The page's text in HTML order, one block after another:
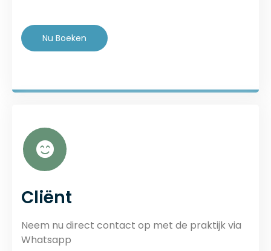
Nu Boeken
Cliënt
Neem nu direct contact op met de praktijk via
Whatsapp